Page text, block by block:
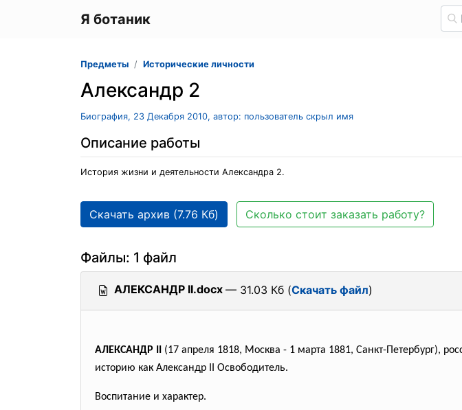
Я ботаник
Предметы Исторические личности
Александр 2
Биография, 23 Декабря 2010, автор: пользователь скрыл имя
Описание работы
История жизни и деятельности Александра 2.
Скачать архив (7.76 Кб) Сколько стоит заказать работу?
Файлы: 1 файл
АЛЕКСАНДР II.docx — 31.03 Кб (Скачать файл)
АЛЕКСАНДР II
(17 апреля 1818, Москва - 1 марта 1881, Санкт-Петербург),
историю как Александр II Освободитель.
Воспитание и характер.